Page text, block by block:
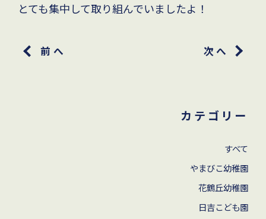
とても集中して取り組んでいましたよ！
前へ 次へ
カテゴリー
すべて
やまびこ幼稚園
花鶴丘幼稚園
⽇吉こども園